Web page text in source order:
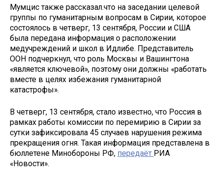
Мумцис также рассказал.что на заседании целевой
группы по гуманитарным вопросам в Сирии, которое
состоялось в четверг, 13 сентября, России и США
была передана информация о расположении
медучреждений и школ в Идлибе. Представитель
ООН подчеркнул, что роль Москвы и Вашингтона
«является ключевой», поэтому они должны «работать
вместе в целях избежания гуманитарной
катастрофы».
В четверг, 13 сентября, стало известно, что Россия в
рамках работы комиссии по перемирию в Сирии за
сутки зафиксировала 45 случаев нарушения режима
прекращения огня. Такая информация представлена в
бюллетене Минобороны РФ, передаёт РИА
«Новости».